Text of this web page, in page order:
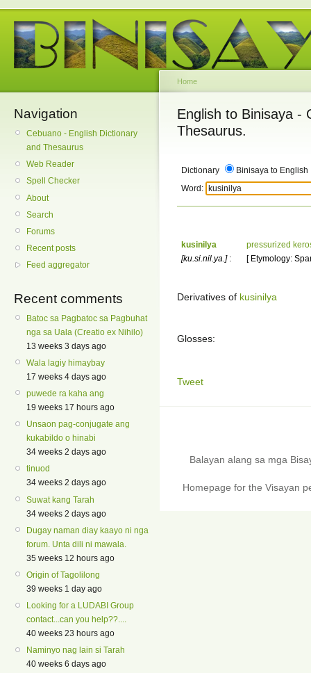
Navigation
Cebuano - English Dictionary
and Thesaurus
Web Reader
Spell Checker
About
Search
Forums
Recent posts
Feed aggregator
Recent comments
Batoc sa Pagbatoc sa Pagbuhat
nga sa Uala (Creatio ex Nihilo)
13 weeks 3 days ago
Wala lagiy himaybay
17 weeks 4 days ago
puwede ra kaha ang
19 weeks 17 hours ago
Unsaon pag-conjugate ang
kukabildo o hinabi
34 weeks 2 days ago
tinuod
34 weeks 2 days ago
Suwat kang Tarah
34 weeks 2 days ago
Dugay naman diay kaayo ni nga
forum. Unta dili ni mawala.
35 weeks 12 hours ago
Origin of Tagolilong
39 weeks 1 day ago
Looking for a LUDABI Group
contact...can you help??....
40 weeks 23 hours ago
Naminyo nag lain si Tarah
40 weeks 6 days ago
Home
English to Binisaya -
Thesaurus.
Dictionary
Binisaya to English
Word:
kusinilya
[ku.si.nil.ya.]:
pressurized
[ Etymology:
Derivatives of kusinilya
Glosses:
Tweet
Balayan alang sa mga
Homepage for the Visayan